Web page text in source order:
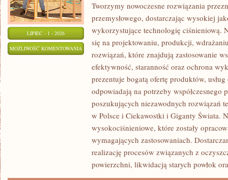
LIPIEC - 1 - 2026
MOŻLIWOŚĆ KOMENTOWANIA ŚRODOWISKO
ZRÓWNOWAŻONY
Tworzymy nowoczesne rozwiązania
przemysłowego, dostarczając wysokiej
wykorzystujące technologię ciśnieniową.
się na projektowaniu, produkcji,
rozwiązań, które znajdują zastosowanie
efektywność, staranność oraz ochrona
prezentuje bogatą ofertę produktów,
odpowiadają na potrzeby współczesnego
poszukujących niezawodnych rozwiązań
w Polsce i Ciekawostki i Giganty Świata.
wysokociśnieniowe, które zostały
wymagających zastosowaniach.
realizację procesów związanych z
powierzchni, likwidacją starych powłok